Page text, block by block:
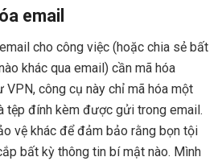
email
cho công việc (hoặc chia sẻ bất
khác qua email) cần mã hóa
VPN, công cụ này chỉ mã hóa một
tệp đính kèm được gửi trong email.
vệ khác để đảm bảo rằng bọn tội
bất kỳ thông tin bí mật nào. Mình